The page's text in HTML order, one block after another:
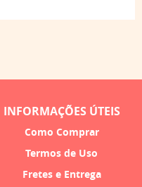
INFORMAÇÕES ÚTEIS
Como Comprar
Termos de Uso
Fretes e Entrega